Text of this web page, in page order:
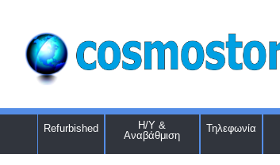
Refurbished
Η/Υ &
Αναβάθμιση
Τηλεφωνία